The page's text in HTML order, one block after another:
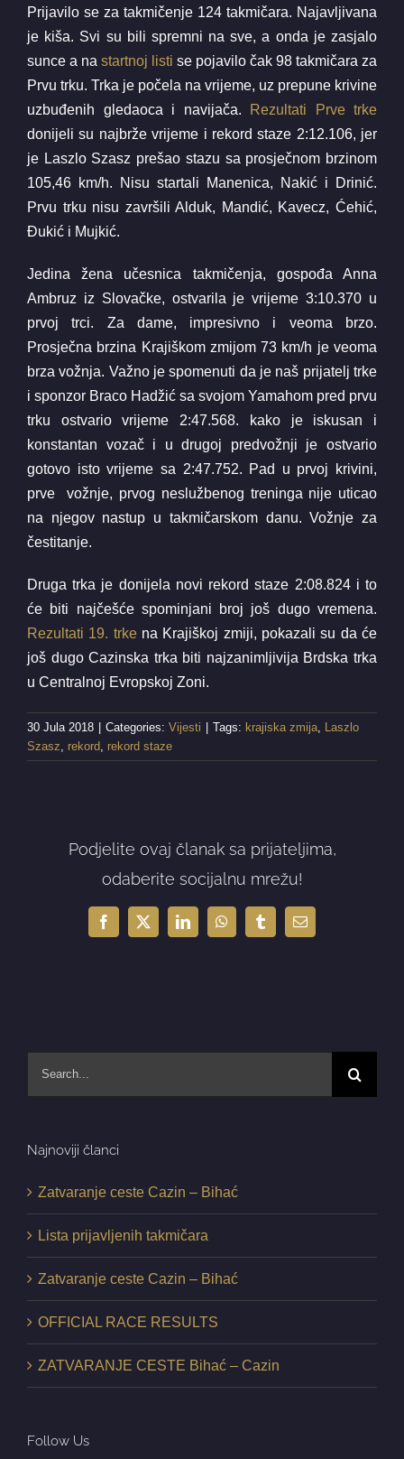
Prijavilo se za takmičenje 124 takmičara. Najavljivana
je kiša. Svi su bili spremni na sve, a onda je zasjalo
sunce a na startnoj listi se pojavilo čak 98 takmičara za
Prvu trku. Trka je počela na vrijeme, uz prepune krivine
uzbuđenih gledaoca i navijača.
Rezultati Prve trke
donijeli su najbrže vrijeme i rekord staze 2:12.106, jer
je Laszlo Szasz prešao stazu sa prosječnom brzinom
105,46 km/h. Nisu startali Manenica, Nakić i Drinić.
Prvu trku nisu završili Alduk, Mandić, Kavecz, Ćehić,
Đukić i Mujkić.
Jedina žena učesnica takmičenja, gospođa Anna
Ambruz iz Slovačke, ostvarila je vrijeme 3:10.370 u
prvoj trci. Za dame, impresivno i veoma brzo.
Prosječna brzina Krajiškom zmijom 73 km/h je veoma
brza vožnja. Važno je spomenuti da je naš prijatelj trke
i sponzor Braco Hadžić sa svojom Yamahom pred prvu
trku ostvario vrijeme 2:47.568. kako je iskusan i
konstantan vozač i u drugoj predvožnji je ostvario
gotovo isto vrijeme sa 2:47.752. Pad u prvoj krivini,
prve vožnje, prvog neslužbenog treninga nije uticao
na njegov nastup u takmičarskom danu. Vožnje za
čestitanje.
Druga trka je donijela novi rekord staze 2:08.824 i to
će biti najčešće spominjani broj još dugo vremena.
Rezultati 19. trkena Krajiškoj zmiji, pokazali su da će
još dugo Cazinska trka biti najzanimljivija Brdska trka
u Centralnoj Evropskoj Zoni.
30 Jula 2018 Categories: Vijesti Tags: krajiska zmija, Laszlo
Szasz, rekord, rekord staze
Podjelite ovaj članak sa prijateljima,
odaberite socijalnu mrežu!
Facebook
X LinkedInWhatsAppTumblrEmail
Najnoviji članci
Zatvaranje ceste Cazin – Bihać
Lista prijavljenih takmičara
Zatvaranje ceste Cazin – Bihać
OFFICIAL RACE RESULTS
ZATVARANJE CESTE Bihać – Cazin
Follow Us